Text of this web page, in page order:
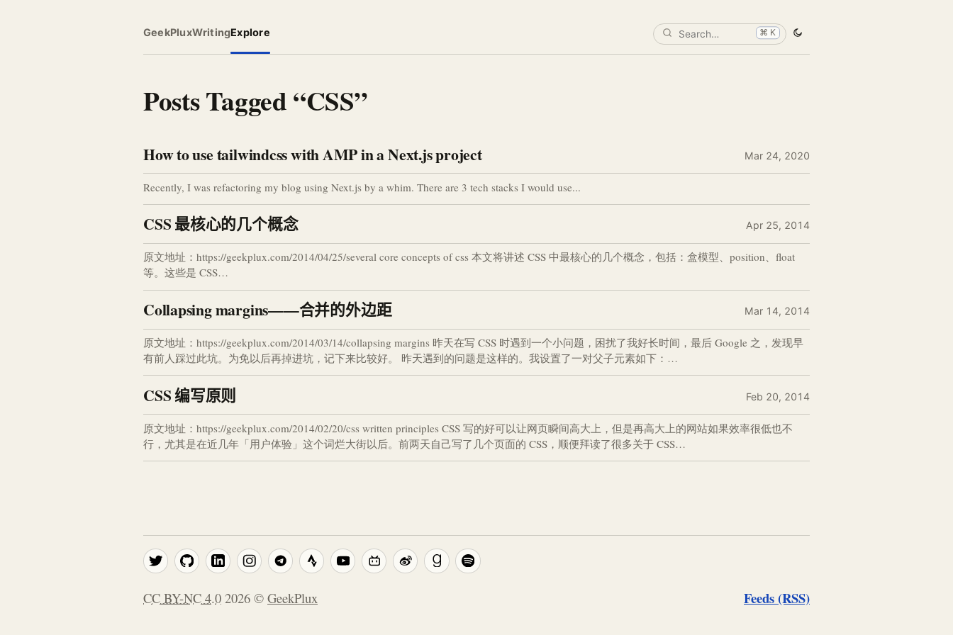
GeekPluxWritingExplore ⌘ K
Posts Tagged “CSS”
How to use tailwindcss with AMP in a Next.js project Mar 24, 2020
Recently, I was refactoring my blog using Next.js by a whim. There are 3 tech stacks I would use...
CSS 最核心的几个概念 Apr 25, 2014
原文地址：https://geekplux.com/2014/04/25/several core concepts of css 本文将讲述 CSS 中最核心的几个概念，包括：盒模型、position、float
等。这些是 CSS…
Collapsing margins——合并的外边距 Mar 14, 2014
原文地址：https://geekplux.com/2014/03/14/collapsing margins 昨天在写 CSS 时遇到一个小问题，困扰了我好长时间，最后 Google 之，发现早
有前人踩过此坑。为免以后再掉进坑，记下来比较好。 昨天遇到的问题是这样的。我设置了一对父子元素如下：…
CSS 编写原则 Feb 20, 2014
原文地址：https://geekplux.com/2014/02/20/css written principles CSS 写的好可以让网页瞬间高大上，但是再高大上的网站如果效率很低也不
行，尤其是在近几年「用户体验」这个词烂大街以后。前两天自己写了几个页面的 CSS，顺便拜读了很多关于 CSS…
CC BY-NC 4.0 2026 © GeekPlux Feeds (RSS)